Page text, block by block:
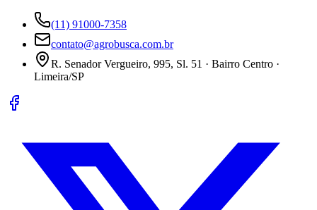
(11) 91000-7358
contato@agrobusca.com.br
R. Senador Vergueiro, 995, Sl. 51 · Bairro Centro ·
Limeira/SP